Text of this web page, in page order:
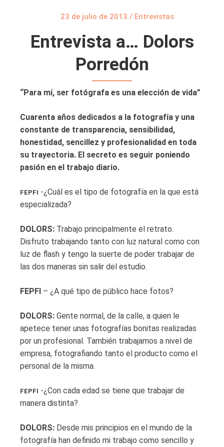
23 de julio de 2013 / Entrevistas
Entrevista a… Dolors
Porredón
“Para mí, ser fotógrafa es una elección de vida”
Cuarenta años dedicados a la fotografía y una
constante de transparencia, sensibilidad,
honestidad, sencillez y profesionalidad en toda
su trayectoria. El secreto es seguir poniendo
pasión en el trabajo diario.
FEPFI -¿Cuál es el tipo de fotografía en la que está
especializada?
DOLORS: Trabajo principalmente el retrato.
Disfruto trabajando tanto con luz natural como con
luz de flash y tengo la suerte de poder trabajar de
las dos maneras sin salir del estudio.
FEPFI – ¿A qué tipo de público hace fotos?
DOLORS: Gente normal, de la calle, a quien le
apetece tener unas fotografías bonitas realizadas
por un profesional. También trabajamos a nivel de
empresa, fotografiando tanto el producto como el
personal de la misma.
FEPFI -¿Con cada edad se tiene que trabajar de
manera distinta?
DOLORS: Desde mis principios en el mundo de la
fotografía han definido mi trabajo como sencillo y